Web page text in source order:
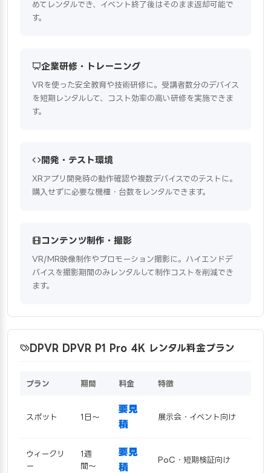
めてレンタルでき、イベント終了後はそのまま返却可能で
す。
企業研修・トレーニング
VRを使った安全教育や技術研修に。受講者数分のデバイス
を短期レンタルして、コスト効率の高い研修を実施できま
す。
開発・テスト環境
XRアプリ開発時の動作確認や複数デバイスでのテストに。
購入せずに必要な機種・台数をレンタルできます。
コンテンツ制作・撮影
VR/MR映像制作やプロモーション撮影に。ハイエンドデ
バイスを撮影期間のみレンタルして制作コストを削減でき
ます。
DPVR DPVR P1 Pro 4K レンタル料金プラン
プラン 期間 料金 特徴
スポット 1日〜
要見
積
展示会・イベント向け
ウィークリ
ー
1週
間〜
要見
積
PoC・短期検証向け